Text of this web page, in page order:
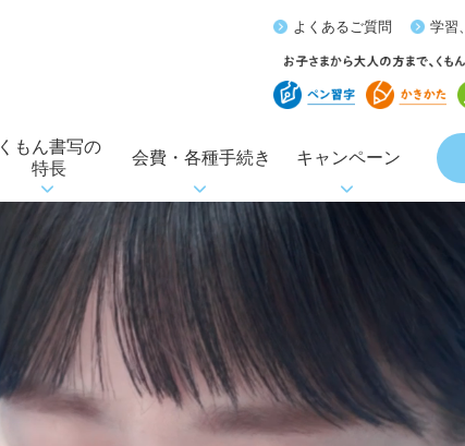
よくあるご質問 学習
くもん書写の
特長
会費・各種手続き キャンペーン